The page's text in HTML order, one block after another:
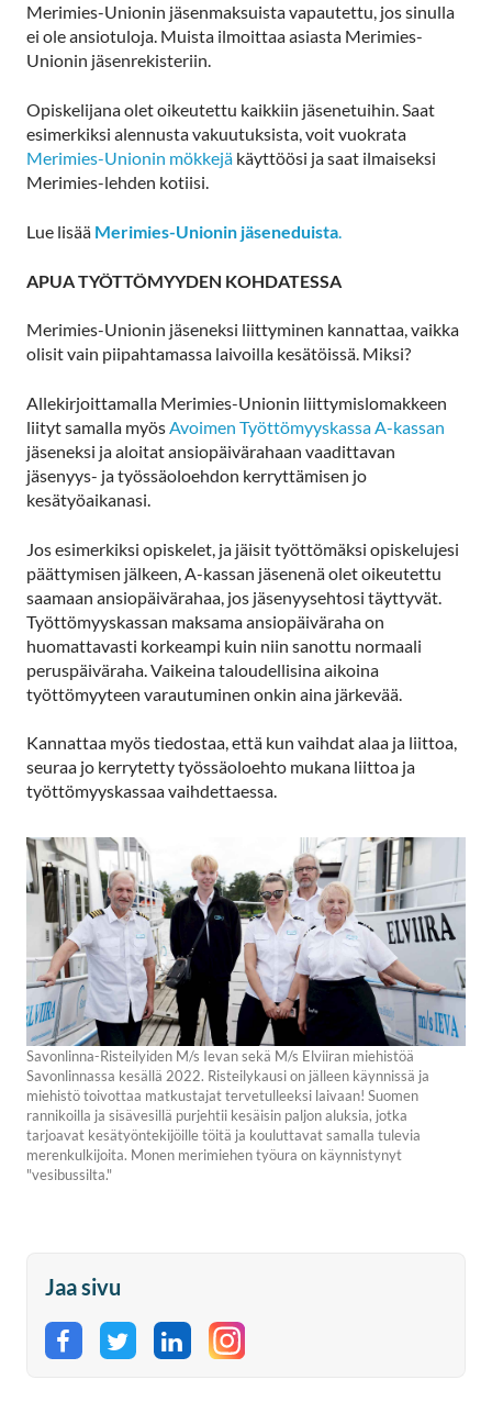
Merimies-Unionin jäsenmaksuista vapautettu, jos sinulla
ei ole ansiotuloja. Muista ilmoittaa asiasta Merimies-
Unionin jäsenrekisteriin.
Opiskelijana olet oikeutettu kaikkiin jäsenetuihin. Saat
esimerkiksi alennusta vakuutuksista, voit vuokrata
Merimies-Unionin mökkejä käyttöösi ja saat ilmaiseksi
Merimies-lehden kotiisi.
Lue lisää Merimies-Unionin jäseneduista.
APUA TYÖTTÖMYYDEN KOHDATESSA
Merimies-Unionin jäseneksi liittyminen kannattaa, vaikka
olisit vain piipahtamassa laivoilla kesätöissä. Miksi?
Allekirjoittamalla Merimies-Unionin liittymislomakkeen
liityt samalla myösAvoimen Työttömyyskassa A-kassan
jäseneksi ja aloitat ansiopäivärahaan vaadittavan
jäsenyys- ja työssäoloehdon kerryttämisen jo
kesätyöaikanasi.
Jos esimerkiksi opiskelet, ja jäisit työttömäksi opiskelujesi
päättymisen jälkeen, A-kassan jäsenenä olet oikeutettu
saamaan ansiopäivärahaa, jos jäsenyysehtosi täyttyvät.
Työttömyyskassan maksama ansiopäiväraha on
huomattavasti korkeampi kuin niin sanottu normaali
peruspäiväraha. Vaikeina taloudellisina aikoina
työttömyyteen varautuminen onkin aina järkevää.
Kannattaa myös tiedostaa, että kun vaihdat alaa ja liittoa,
seuraa jo kerrytetty työssäoloehto mukana liittoa ja
työttömyyskassaa vaihdettaessa.
Savonlinna-Risteilyiden M/s Ievan sekä M/s Elviiran miehistöä
Savonlinnassa kesällä 2022. Risteilykausi on jälleen käynnissä ja
miehistö toivottaa matkustajat tervetulleeksi laivaan! Suomen
rannikoilla ja sisävesillä purjehtii kesäisin paljon aluksia, jotka
tarjoavat kesätyöntekijöille töitä ja kouluttavat samalla tulevia
merenkulkijoita. Monen merimiehen työura on käynnistynyt
"vesibussilta."
Jaa sivu
Jaa Facebookissa
Jaa Twitterissä
Jaa LinkedInissä